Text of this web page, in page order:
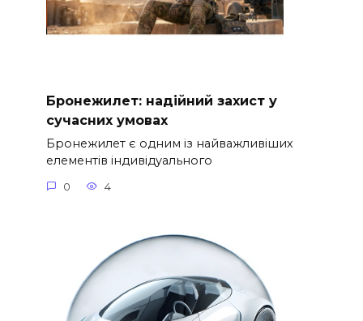
Бронежилет: надійний захист у
сучасних умовах
Бронежилет є одним із найважливіших
елементів індивідуального
0 4